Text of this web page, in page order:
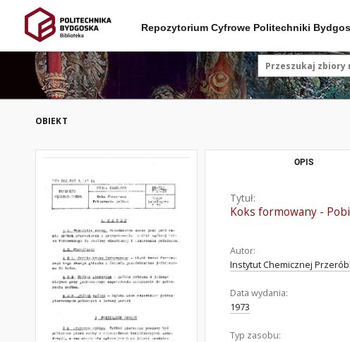
Repozytorium Cyfrowe Politechniki
OBIEKT
OPIS
Tytuł:
Koks formowany -
Autor:
Instytut Chemicznej
Data wydania:
1973
Typ zasobu: